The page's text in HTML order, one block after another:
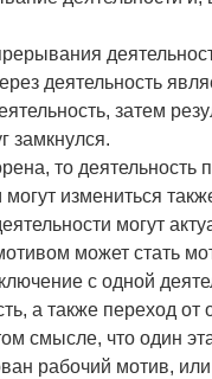
деятельность
затем
замкнулся.
то
измениться
могут
может стать
с одной
а также переход
смысле, что один
рабочий мотив,